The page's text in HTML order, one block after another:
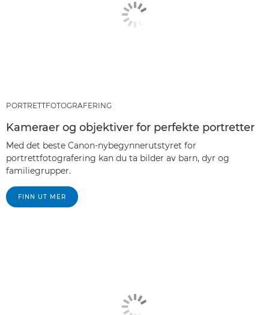
PORTRETTFOTOGRAFERING
Kameraer og objektiver for perfekte portretter
Med det beste Canon-nybegynnerutstyret for
portrettfotografering kan du ta bilder av barn, dyr og
familiegrupper.
FINN UT MER